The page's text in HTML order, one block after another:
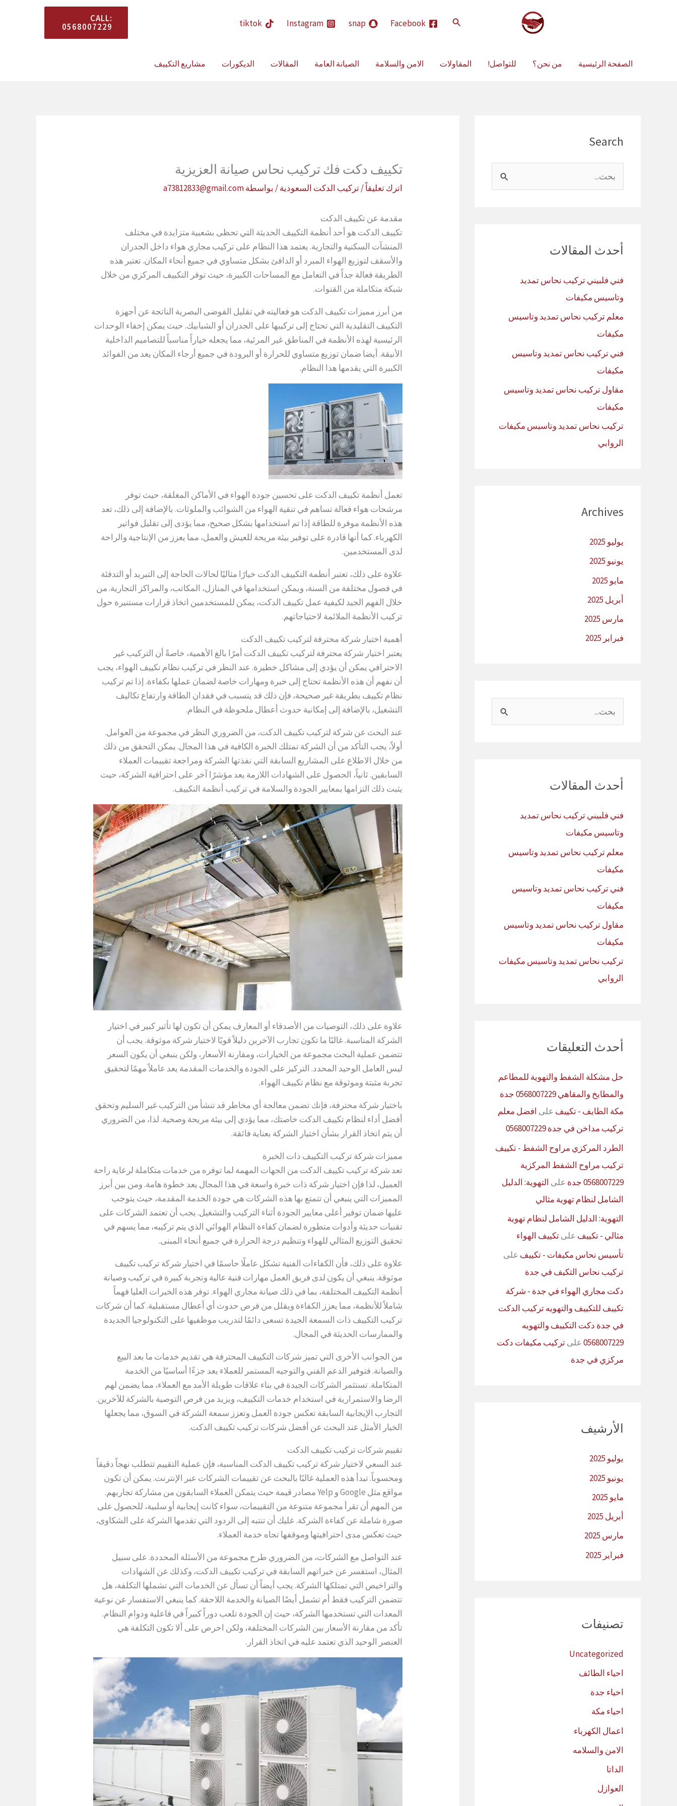
البحث Facebook
snap
Instagram
tiktok
CALL:
0568007229
الصفحة الرئيسية من نحن؟ للتواصل! المقاولات الامن والسلامة الصيانة العامة المقالات الديكورات مشاريع التكييف
Search
ل
ث
عأحدث المقالات
فني فلبيني تركيب نحاس تمديد
وتاسيس مكيفات
معلم تركيب نحاس تمديد وتاسيس
مكيفات
فني تركيب نحاس تمديد وتاسيس
مكيفات
مقاول تركيب نحاس تمديد وتاسيس
مكيفات
تركيب نحاس تمديد وتاسيس مكيفات
الروابي
Archives
يوليو 2025
يونيو 2025
مايو 2025
أبريل 2025
مارس 2025
فبراير 2025
ل
ث
عأحدث المقالات
فني فلبيني تركيب نحاس تمديد
وتاسيس مكيفات
معلم تركيب نحاس تمديد وتاسيس
مكيفات
فني تركيب نحاس تمديد وتاسيس
مكيفات
مقاول تركيب نحاس تمديد وتاسيس
مكيفات
تركيب نحاس تمديد وتاسيس مكيفات
الروابي
أحدث التعليقات
حل مشكلة الشفط والتهوية للمطاعم
والمطابخ والمقاهي 0568007229 جدة
مكة الطايف - تكييف على افضل معلم
تركيب مداخن في جدة 0568007229
الطرد المركزي مراوح الشفط - تكييف
تركيب مراوح الشفط المركزية
0568007229 جدة
على التهوية: الدليل
الشامل لنظام تهوية مثالي
التهوية: الدليل الشامل لنظام تهوية
مثالي - تكييف علىتكييف الهواء
تأسيس نحاس مكيفات - تكييف على
تركيب نحاس التكيف في جدة
دكت مجاري الهواء في جدة - شركة
تكييف للتكييف والتهويه تركيب الدكت
في جدة دكت التكييف والتهويه
0568007229علىتركيب مكيفات دكت
مركزي في جدة
الأرشيف
يوليو 2025
يونيو 2025
مايو 2025
أبريل 2025
مارس 2025
فبراير 2025
تصنيفات
Uncategorized
احياء الطائف
احياء جدة
احياء مكة
اعمال الكهرباء
الامن والسلامه
الداتا
العوازل
تكييف دكت فك تركيب نحاس صيانة العزيزية
اترك تعليقاً/تركيب الدكت السعودية/ بواسطةa73812833@gmail.com
مقدمة عن تكييف الدكت
تكييف الدكت هو أحد أنظمة التكييف الحديثة التي تحظى بشعبية متزايدة في مختلف
المنشآت السكنية والتجارية. يعتمد هذا النظام على تركيب مجاري هواء داخل الجدران
والأسقف لتوزيع الهواء المبرد أو الدافئ بشكل متساوي في جميع أنحاء المكان. تعتبر هذه
الطريقة فعالة جداً في التعامل مع المساحات الكبيرة، حيث توفر التكييف المركزي من خلال
شبكة متكاملة من القنوات.
من أبرز مميزات تكييف الدكت هو فعاليته في تقليل الفوضى البصرية الناتجة عن أجهزة
التكييف التقليدية التي تحتاج إلى تركيبها على الجدران أو الشبابيك. حيث يمكن إخفاء الوحدات
الرئيسية لهذه الأنظمة في المناطق غير المرئية، مما يجعله خياراً مناسباً للتصاميم الداخلية
الأنيقة. أيضا ضمان توزيع متساوي للحرارة أو البرودة في جميع أرجاء المكان يعد من الفوائد
الكبيرة التي يقدمها هذا النظام.
تعمل أنظمة تكييف الدكت على تحسين جودة الهواء في الأماكن المغلقة، حيث توفر
مرشحات هواء فعالة تساهم في تنقية الهواء من الشوائب والملوثات. بالإضافة إلى ذلك، تعد
هذه الأنظمة موفرة للطاقة إذا تم استخدامها بشكل صحيح، مما يؤدى إلى تقليل فواتير
الكهرباء. كما أنها قادرة على توفير بيئة مريحة للعيش والعمل، مما يعزز من الإنتاجية والراحة
لدى المستخدمين.
علاوة على ذلك، تعتبر أنظمة التكييف الدكت خيارًا مثاليًا لحالات الحاجة إلى التبريد أو التدفئة
في فصول مختلفة من السنة، ويمكن استخدامها في المنازل، المكاتب، والمراكز التجارية. من
خلال الفهم الجيد لكيفية عمل تكييف الدكت، يمكن للمستخدمين اتخاذ قرارات مستنيرة حول
تركيب الأنظمة الملائمة لاحتياجاتهم.
أهمية اختيار شركة محترفة لتركيب تكييف الدكت
يعتبر اختيار شركة محترفة لتركيب تكييف الدكت أمرًا بالغ الأهمية، خاصةً أن التركيب غير
الاحترافي يمكن أن يؤدي إلى مشاكل خطيرة. عند النظر في تركيب نظام تكييف الهواء، يجب
أن نفهم أن هذه الأنظمة تحتاج إلى خبرة ومهارات خاصة لضمان عملها بكفاءة. إذا تم تركيب
نظام تكييف بطريقة غير صحيحة، فإن ذلك قد يتسبب في فقدان الطاقة وارتفاع تكاليف
التشغيل، بالإضافة إلى إمكانية حدوث أعطال ملحوظة في النظام.
عند البحث عن شركة لتركيب تكييف الدكت، من الضروري النظر في مجموعة من العوامل.
أولاً، يجب التأكد من أن الشركة تمتلك الخبرة الكافية في هذا المجال. يمكن التحقق من ذلك
من خلال الاطلاع على المشاريع السابقة التي نفذتها الشركة ومراجعة تقييمات العملاء
السابقين. ثانياً، الحصول على الشهادات اللازمة يعد مؤشرًا آخر على احترافية الشركة، حيث
يثبت ذلك التزامها بمعايير الجودة والسلامة في تركيب أنظمة التكييف.
علاوة على ذلك، التوصيات من الأصدقاء أو المعارف يمكن أن تكون لها تأثير كبير في اختيار
الشركة المناسبة. غالبًا ما تكون تجارب الآخرين دليلاً قويًا لاختيار شركة موثوقة. يجب أن
تتضمن عملية البحث مجموعة من الخيارات، ومقارنة الأسعار، ولكن ينبغي أن يكون السعر
ليس العامل الوحيد المحدد. التركيز على الجودة والخدمات المقدمة يعد عاملاً مهمًا لتحقيق
تجربة مثبتة وموثوقة مع نظام تكييف الهواء.
باختيار شركة محترفة، فإنك تضمن معالجة أي مخاطر قد تنشأ من التركيب غير السليم وتحقق
أفضل أداء لنظام تكييف الدكت خاصتك، مما يؤدي إلى بيئة مريحة وصحية. لذا، من الضروري
أن يتم اتخاذ القرار بشأن اختيار الشركة بعناية فائقة.
مميزات شركة تركيب التكييف ذات الخبرة
تعد شركة تركيب تكييف الدكت من الجهات المهمة لما توفره من خدمات متكاملة لرعاية راحة
العميل، لذا فإن اختيار شركة ذات خبرة واسعة في هذا المجال يعد خطوة هامة. ومن بين أبرز
المميزات التي ينبغي أن تتمتع بها هذه الشركات هي جودة الخدمة المقدمة، حيث يتوجب
عليها ضمان توفير أعلى معايير الجودة أثناء التركيب والتشغيل. يجب أن تعتمد الشركات على
تقنيات حديثة وأدوات متطورة لضمان كفاءة النظام الهوائي الذي يتم تركيبه، مما يسهم في
تحقيق التوزيع المثالي للهواء وتنظيم درجة الحرارة في جميع أنحاء المبنى.
علاوة على ذلك، فأن الكفاءات الفنية تشكل عاملًا حاسمًا في اختيار شركة تركيب تكييف
موثوقة. ينبغي أن يكون لدى فريق العمل مهارات فنية عالية وتجربة كبيرة في تركيب وصيانة
أنظمة التكييف المختلفة، بما في ذلك صيانة مجاري الهواء. توفر هذه الخبرات العليا فهماً
شاملاً للأنظمة، مما يعزز الكفاءة ويقلل من فرص حدوث أي أعطال مستقبلية. كما أن شركات
تركيب التكييف ذات السمعة الجيدة تسعى دائمًا لتدريب موظفيها على التكنولوجيا الجديدة
والممارسات الحديثة في المجال.
من الجوانب الأخرى التي تميز شركات التكييف المحترفة هي تقديم خدمات ما بعد البيع
والصيانة. فتوفير الدعم الفني والتوجيه المستمر للعملاء يعد جزءًا أساسيًا من الخدمة
المتكاملة. تستثمر الشركات الجيدة في بناء علاقات طويلة الأمد مع العملاء، مما يضمن لهم
الرضا والاستمرارية في استخدام خدمات التكييف، ويزيد من فرص التوصية بالشركة للآخرين.
التجارب الإيجابية السابقة تعكس جودة العمل وتعزز سمعة الشركة في السوق، مما يجعلها
الخيار الأمثل عند البحث عن أفضل شركات تركيب تكييف الدكت.
تقييم شركات تركيب تكييف الدكت
عند السعي لاختيار شركة تركيب تكييف الدكت المناسبة، فإن عملية التقييم تتطلب نهجاً دقيقاً
ومحسوباً. تبدأ هذه العملية غالبًا بالبحث عن تقييمات الشركات عبر الإنترنت. يمكن أن تكون
مواقع مثل Google و Yelp مصادر قيمة حيث يتمكن العملاء السابقون من مشاركة تجاربهم.
من المهم أن تقرأ مجموعة متنوعة من التقييمات، سواء كانت إيجابية أو سلبية، للحصول على
صورة شاملة عن كفاءة الشركة. عليك أن تنتبه إلى الردود التي تقدمها الشركة على الشكاوى،
حيث تعكس مدى احترافيتها وموقفها تجاه خدمة العملاء.
عند التواصل مع الشركات، من الضروري طرح مجموعة من الأسئلة المحددة. على سبيل
المثال، استفسر عن خبراتهم السابقة في تركيب تكييف الدكت، وكذلك عن الشهادات
والتراخيص التي تمتلكها الشركة. يجب أيضاً أن تسأل عن الخدمات التي تشملها التكلفة، هل
تتضمن التركيب فقط أم تشمل أيضًا الصيانة والخدمة اللاحقة. كما ينبغي الاستفسار عن نوعية
المعدات التي تستخدمها الشركة، حيث إن الجودة تلعب دوراً كبيراً في فاعلية ودوام النظام.
تأكد من مقارنة الأسعار بين الشركات المختلفة، ولكن احرص على ألا تكون التكلفة هي
العنصر الوحيد الذي تعتمد عليه في اتخاذ القرار.